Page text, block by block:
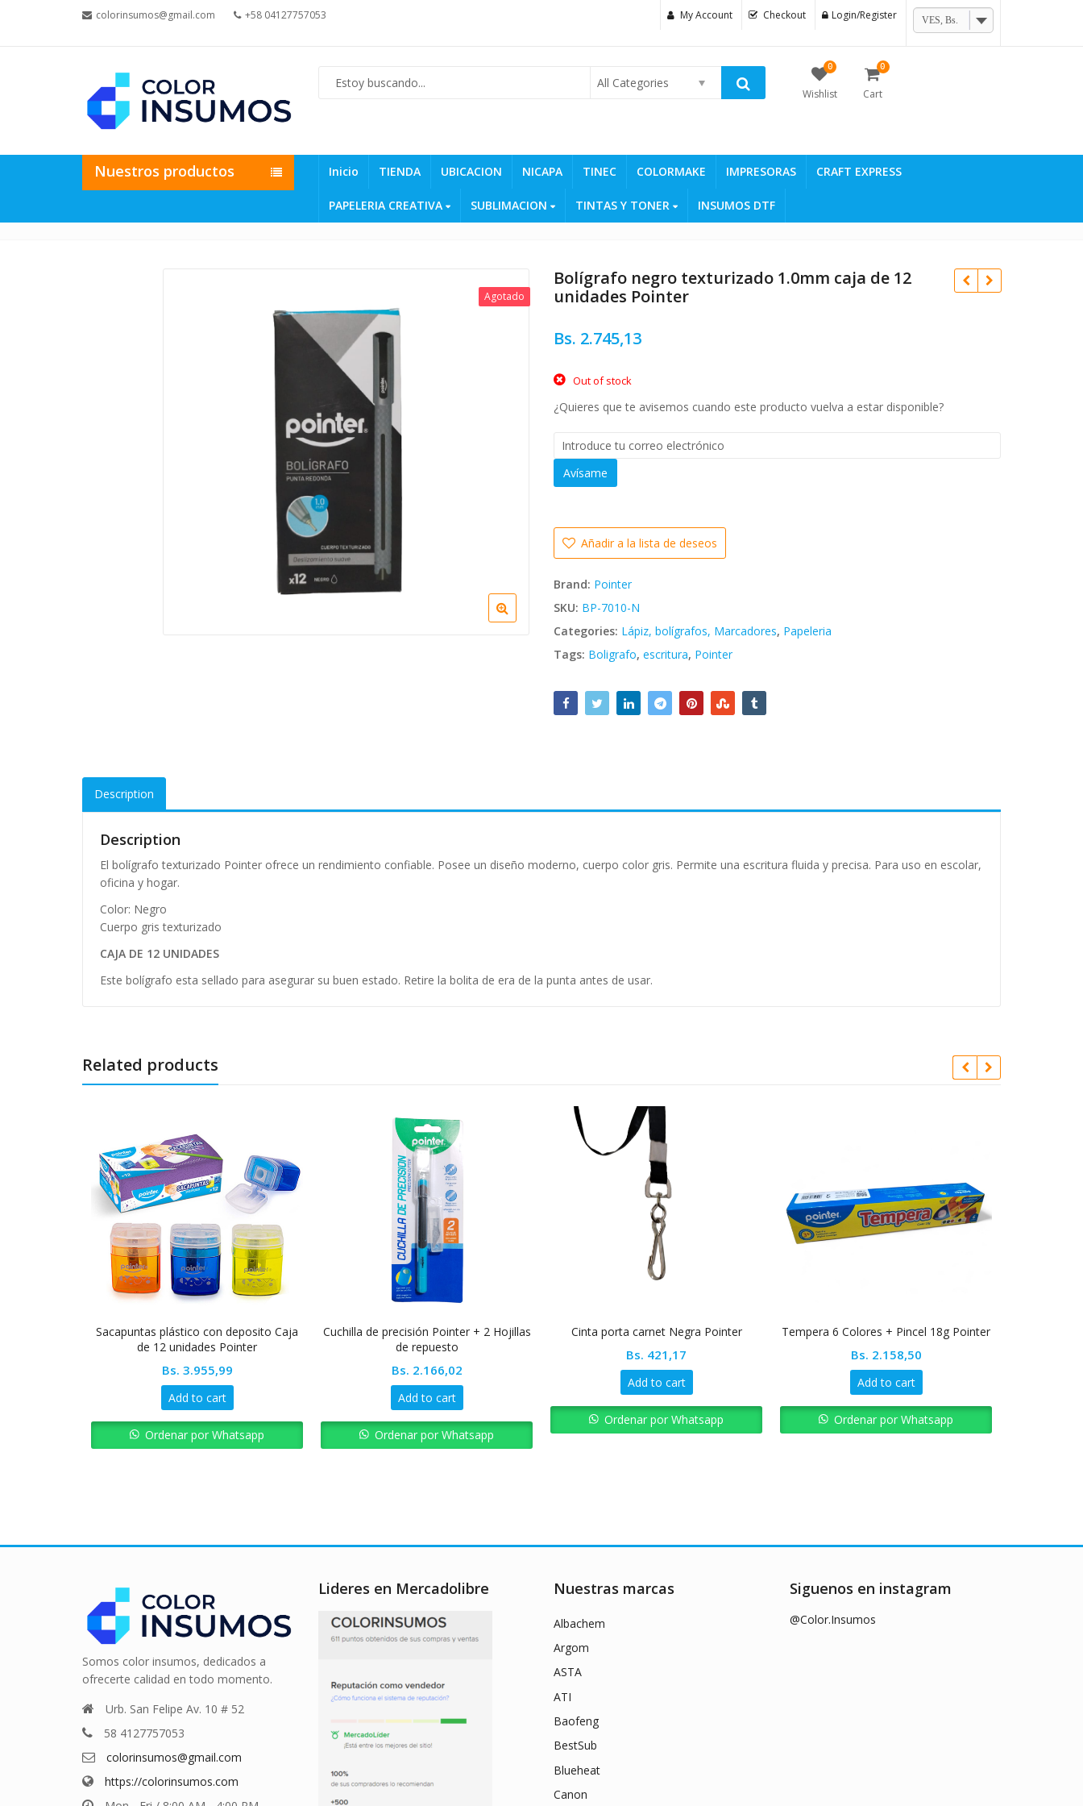
colorinsumos@gmail.com +58 04127757053 My Account Checkout Login/Register VES, Bs.
All Categories
0
Wishlist
0
Cart
Nuestros productos Inicio TIENDA UBICACION NICAPA TINEC COLORMAKE IMPRESORAS CRAFT EXPRESS
PAPELERIA CREATIVA SUBLIMACION TINTAS Y TONER INSUMOS DTF
Agotado
Bolígrafo negro texturizado 1.0mm caja de 12
unidades Pointer
Bs. 2.745,13
Out of stock
¿Quieres que te avisemos cuando este producto vuelva a estar disponible?
Avísame
Añadir a la lista de deseos
Brand: Pointer
SKU: BP-7010-N
Categories: Lápiz, bolígrafos, Marcadores, Papeleria
Tags: Boligrafo, escritura, Pointer
Description
Description
El bolígrafo texturizado Pointer ofrece un rendimiento confiable. Posee un diseño moderno, cuerpo color gris. Permite una escritura fluida y precisa. Para uso en escolar,
oficina y hogar.
Color: Negro
Cuerpo gris texturizado
CAJA DE 12 UNIDADES
Este bolígrafo esta sellado para asegurar su buen estado. Retire la bolita de era de la punta antes de usar.
Related products
Sacapuntas plástico con deposito Caja
de 12 unidades Pointer
Bs. 3.955,99
Add to cart
Ordenar por Whatsapp
Cuchilla de precisión Pointer + 2 Hojillas
de repuesto
Bs. 2.166,02
Add to cart
Ordenar por Whatsapp
Cinta porta carnet Negra Pointer
Bs. 421,17
Add to cart
Ordenar por Whatsapp
Tempera 6 Colores + Pincel 18g Pointer
Bs. 2.158,50
Add to cart
Ordenar por Whatsapp
Somos color insumos, dedicados a
ofrecerte calidad en todo momento.
Urb. San Felipe Av. 10 # 52
58 4127757053
colorinsumos@gmail.com
https://colorinsumos.com
Lideres en Mercadolibre Nuestras marcas
Albachem
Argom
ASTA
ATI
Baofeng
BestSub
Blueheat
Canon
Siguenos en instagram
@Color.Insumos